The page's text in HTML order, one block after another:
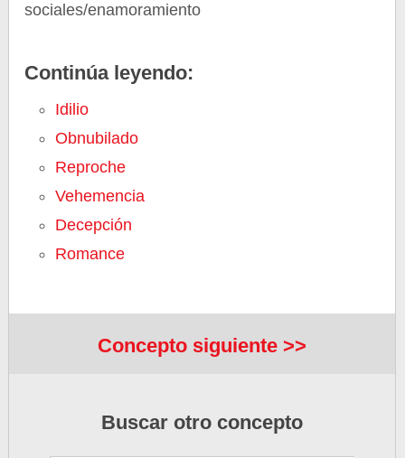
sociales/enamoramiento
Continúa leyendo:
Idilio
Obnubilado
Reproche
Vehemencia
Decepción
Romance
Concepto siguiente >>
Buscar otro concepto